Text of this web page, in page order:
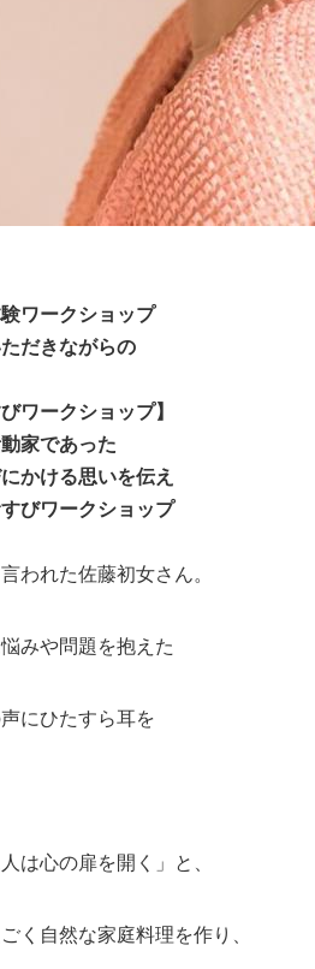
ワークショップ
だきながらの
ワークショップ】
家であった
かける思いを伝え
びワークショップ
われた佐藤初女さん。
みや問題を抱えた
にひたすら耳を
は心の扉を開く」と、
く自然な家庭料理を作り、